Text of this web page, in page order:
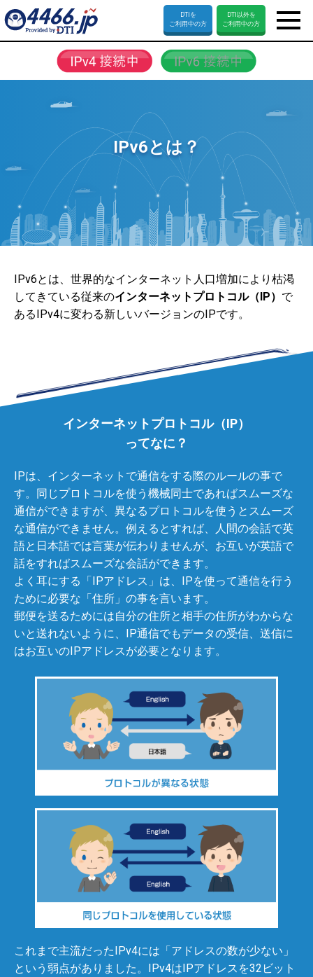
DTI を
ご利用中の方
DTI以外を
ご利用中の方
IPv6とは？
IPv6とは、世界的なインターネット人口増加により枯渇
してきている従来のインターネットプロトコル（IP） で
あるIPv4に変わる新しいバージョンのIPです。
インターネットプロトコル（IP）
ってなに？
IPは、インターネットで通信をする際のルールの事で
す。同じプロトコルを使う機械同士であればスムーズな
通信ができますが、異なるプロトコルを使うとスムーズ
な通信ができません。例えるとすれば、人間の会話で英
語と日本語では言葉が伝わりませんが、お互いが英語で
話をすればスムーズな会話ができます。
よく耳にする「IPアドレス」は、IPを使って通信を行う
ために必要な「住所」の事を言います。
郵便を送るためには自分の住所と相手の住所がわからな
いと送れないように、IP通信でもデータの受信、送信に
はお互いのIPアドレスが必要となります。
これまで主流だったIPv4には「アドレスの数が少ない」
という弱点がありました。IPv4はIPアドレスを32ビット